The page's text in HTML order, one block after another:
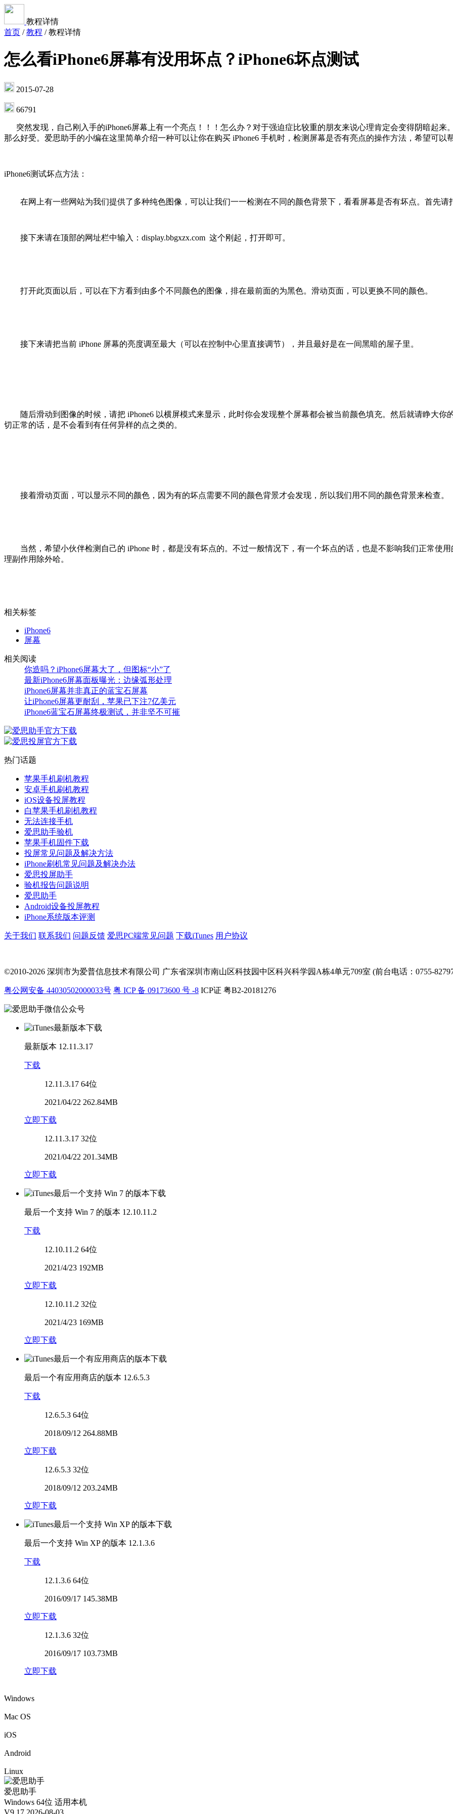
教程详情
首页 / 教程 / 教程详情
怎么看iPhone6屏幕有没用坏点？iPhone6坏点测试
2015-07-28
66791
突然发现，自己刚入手的iPhone6屏幕上有一个亮点！！！怎么办？对于强迫症比较重的朋友来说心理肯定会变得阴暗起来
那么好受。爱思助手的小编在这里简单介绍一种可以让你在购买 iPhone6 手机时，检测屏幕是否有亮点的操作方法，希望可以
iPhone6测试坏点方法：
在网上有一些网站为我们提供了多种纯色图像，可以让我们一一检测在不同的颜色背景下，看看屏幕是否有坏点。首先请
接下来请在顶部的网址栏中输入：display.bbgxzx.com 这个刚起，打开即可。
打开此页面以后，可以在下方看到由多个不同颜色的图像，排在最前面的为黑色。滑动页面，可以更换不同的颜色。
接下来请把当前 iPhone 屏幕的亮度调至最大（可以在控制中心里直接调节），并且最好是在一间黑暗的屋子里。
随后滑动到图像的时候，请把 iPhone6 以横屏模式来显示，此时你会发现整个屏幕都会被当前颜色填充。然后就请睁大你
切正常的话，是不会看到有任何异样的点之类的。
接着滑动页面，可以显示不同的颜色，因为有的坏点需要不同的颜色背景才会发现，所以我们用不同的颜色背景来检查。
当然，希望小伙伴检测自己的 iPhone 时，都是没有坏点的。不过一般情况下，有一个坏点的话，也是不影响我们正常使
理副作用除外哈。
相关标签
iPhone6
屏幕
相关阅读
你造吗？iPhone6屏幕大了，但图标“小”了
最新iPhone6屏幕面板曝光：边缘弧形处理
iPhone6屏幕并非真正的蓝宝石屏幕
让iPhone6屏幕更耐刮，苹果已下注7亿美元
iPhone6蓝宝石屏幕终极测试，并非坚不可摧
热门话题
苹果手机刷机教程
安卓手机刷机教程
iOS设备投屏教程
白苹果手机刷机教程
无法连接手机
爱思助手验机
苹果手机固件下载
投屏常见问题及解决方法
iPhone刷机常见问题及解决办法
爱思投屏助手
验机报告问题说明
爱思助手
Android设备投屏教程
iPhone系统版本评测
关于我们 联系我们 问题反馈 爱思PC端常见问题 下载iTunes 用户协议
©2010-2026 深圳市为爱普信息技术有限公司 广东省深圳市南山区科技园中区科兴科学园A栋4单元709室 (前台电话：0755-
粤公网安备 44030502000033号 粤 ICP 备 09173600 号 -8 ICP证 粤B2-20181276
最新版本 12.11.3.17
下载
12.11.3.17 64位
2021/04/22 262.84MB
立即下载
12.11.3.17 32位
2021/04/22 201.34MB
立即下载
最后一个支持 Win 7 的版本 12.10.11.2
下载
12.10.11.2 64位
2021/4/23 192MB
立即下载
12.10.11.2 32位
2021/4/23 169MB
立即下载
最后一个有应用商店的版本 12.6.5.3
下载
12.6.5.3 64位
2018/09/12 264.88MB
立即下载
12.6.5.3 32位
2018/09/12 203.24MB
立即下载
最后一个支持 Win XP 的版本 12.1.3.6
下载
12.1.3.6 64位
2016/09/17 145.38MB
立即下载
12.1.3.6 32位
2016/09/17 103.73MB
立即下载
Windows
Mac OS
iOS
Android
Linux
爱思助手
Windows 64位 适用本机
V9.17 2026-08-03